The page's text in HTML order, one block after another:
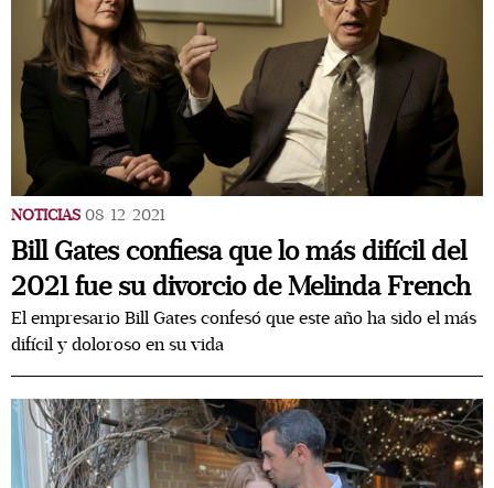
NOTICIAS 08/12/2021
Bill Gates confiesa que lo más difícil del
2021 fue su divorcio de Melinda French
El empresario Bill Gates confesó que este año ha sido el más
difícil y doloroso en su vida